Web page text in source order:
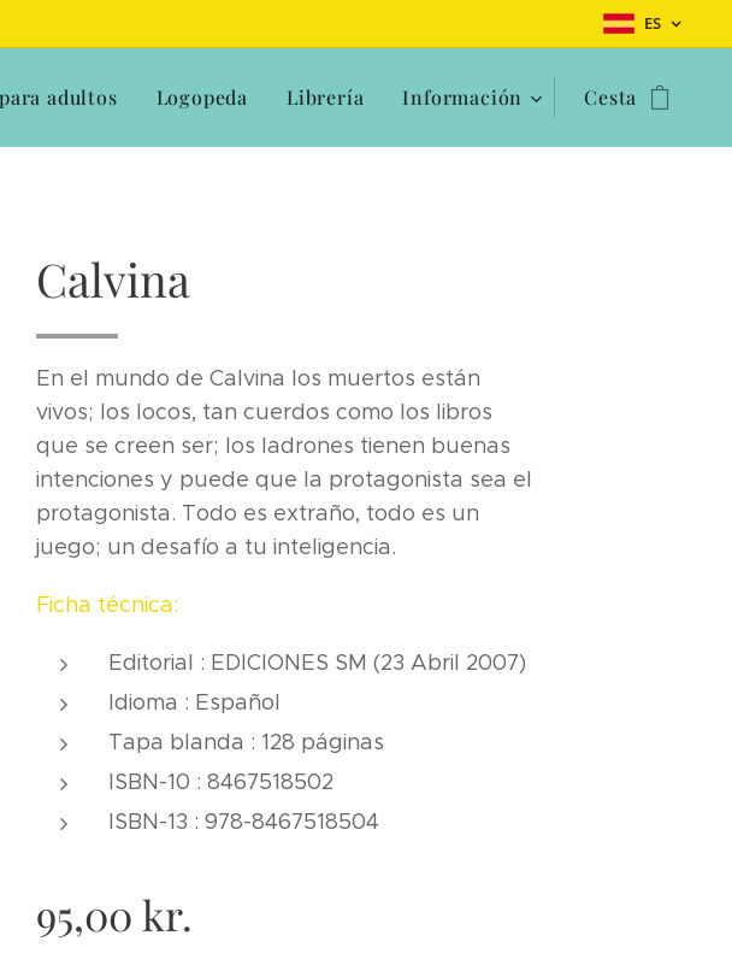
ES
adultos Logopeda Librería Información Cesta
Calvina
En el mundo de Calvina los muertos están
vivos; los locos, tan cuerdos como los libros
que se creen ser; los ladrones tienen buenas
intenciones y puede que la protagonista sea el
protagonista. Todo es extraño, todo es un
juego; un desafío a tu inteligencia.
Ficha técnica:
Editorial : EDICIONES SM (23 Abril 2007)
Idioma : Español
Tapa blanda : 128 páginas
ISBN-10 : 8467518502
ISBN-13 : 978-8467518504
95,00kr.